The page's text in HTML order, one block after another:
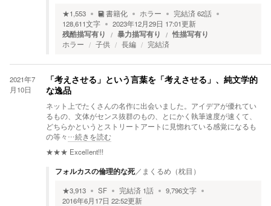
★1,553 書籍化 ホラー 完結済 62話
128,611文字 2023年12月29日 17:01更新
残酷描写有り 暴力描写有り 性描写有り
ホラー 子供 長編 完結済
2021年7
月10日
「考えさせる」という言葉を「考えさせる」、純文学的
な逸品
ネット上でたくさんの名作に出会いました。アイデアが優れてい
るもの、文体がセンス抜群のもの、とにかく執筆速度が速くて、
どちらかというとストリートアートに見惚れている感覚になるも
の等々 …続きを読む
★★★ Excellent!!!
フォルカスの倫理的な死／ まくるめ（枕目）
★3,913 SF 完結済 1話 9,796文字
2016年6月17日 22:52更新